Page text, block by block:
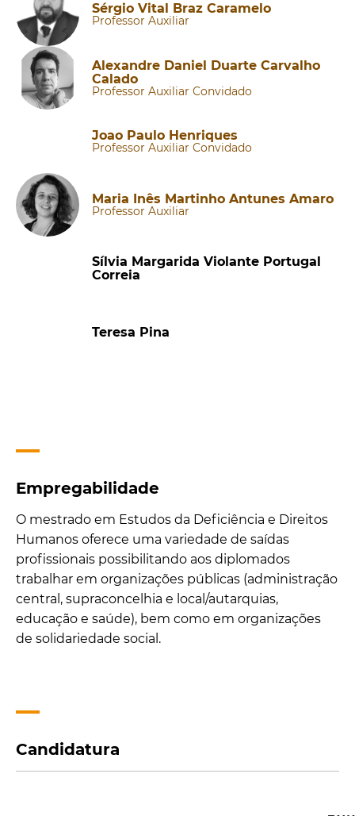
Sérgio Vital Braz Caramelo
Professor Auxiliar
Alexandre Daniel Duarte Carvalho
Calado
Professor Auxiliar Convidado
Joao Paulo Henriques
Professor Auxiliar Convidado
Maria Inês Martinho Antunes Amaro
Professor Auxiliar
Sílvia Margarida Violante Portugal
Correia
Teresa Pina
Empregabilidade
O mestrado em Estudos da Deficiência e Direitos
Humanos oferece uma variedade de saídas
profissionais possibilitando aos diplomados
trabalhar em organizações públicas (administração
central, supraconcelhia e local/autarquias,
educação e saúde), bem como em organizações
de solidariedade social.
Candidatura